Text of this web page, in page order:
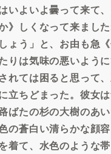
いよいよ曇って来て
》しくなって来まし
ょう」と、お由も急
りは気味の悪いよう
れては困ると思って
立ちどまった。彼女
ばたの杉の大樹のあ
の蒼白い清らかな顔
着て、水色のような